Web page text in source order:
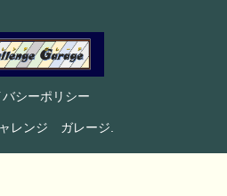
バシーポリシー
レンジ ガレージ.